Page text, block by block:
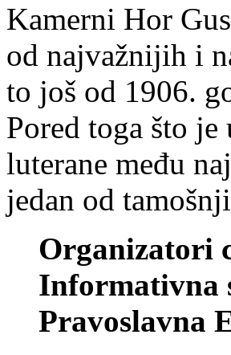
Kamerni Hor
od najvažnijih i
to još od 1906.
Pored toga što je
luterane među
jedan od
Organizatori
Informativna
Pravoslavna